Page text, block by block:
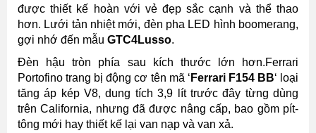
được thiết kế hoàn với vẻ đẹp sắc cạnh và thể thao
hơn. Lưới tản nhiệt mới, đèn pha LED hình boomerang,
gợi nhớ đến mẫu GTC4Lusso.
Đèn hậu tròn phía sau kích thước lớn hơn.Ferrari
Portofino trang bị động cơ tên mã ‘ Ferrari F154 BB‘ loại
tăng áp kép V8, dung tích 3,9 lít trước đây từng dùng
trên California, nhưng đã được nâng cấp, bao gồm pít-
tông mới hay thiết kế lại van nạp và van xả.